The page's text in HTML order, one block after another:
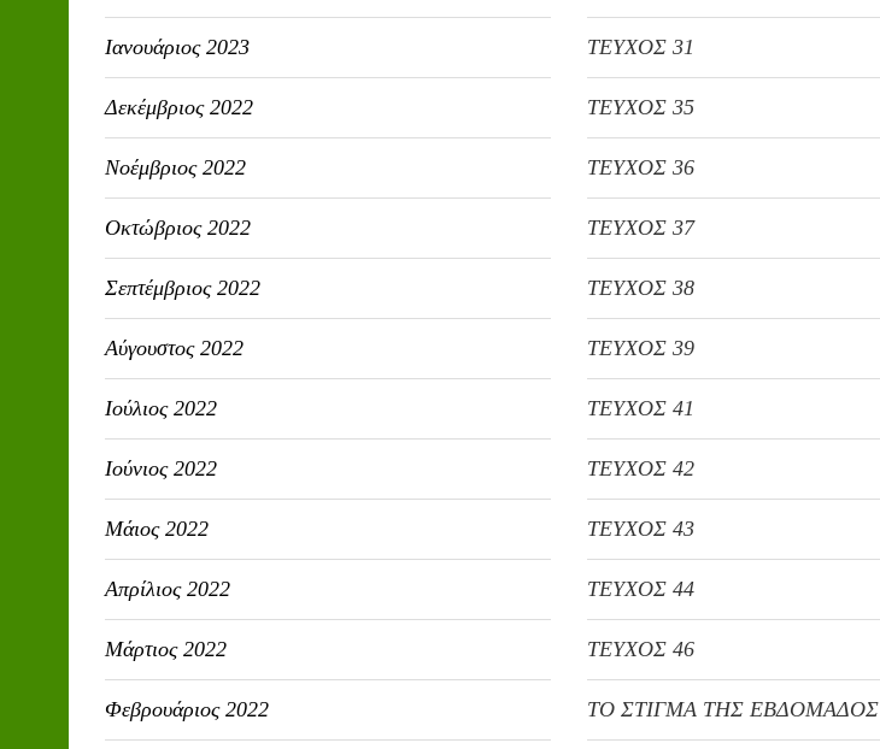
Ιανουάριος 2023
Δεκέμβριος 2022
Νοέμβριος 2022
Οκτώβριος 2022
Σεπτέμβριος 2022
Αύγουστος 2022
Ιούλιος 2022
Ιούνιος 2022
Μάιος 2022
Απρίλιος 2022
Μάρτιος 2022
Φεβρουάριος 2022
ΤΕΥΧΟΣ 31
ΤΕΥΧΟΣ 35
ΤΕΥΧΟΣ 36
ΤΕΥΧΟΣ 37
ΤΕΥΧΟΣ 38
ΤΕΥΧΟΣ 39
ΤΕΥΧΟΣ 41
ΤΕΥΧΟΣ 42
ΤΕΥΧΟΣ 43
ΤΕΥΧΟΣ 44
ΤΕΥΧΟΣ 46
ΤΟ ΣΤΙΓΜΑ ΤΗΣ ΕΒΔΟΜΑΔΟΣ